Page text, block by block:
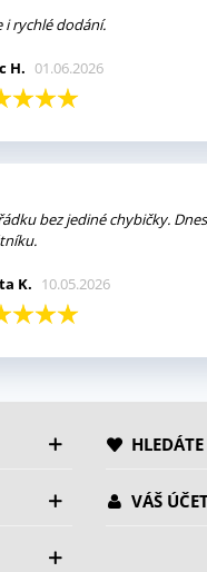
i rychlé dodání.
H. 01.06.2026
bez jediné chybičky.
K. 10.05.2026
HLEDÁTE
VÁŠ